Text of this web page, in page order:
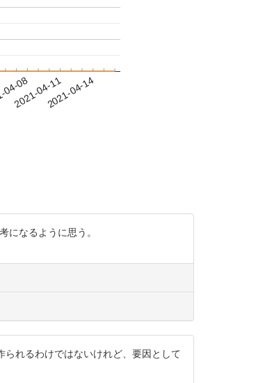
08
2021-04-112021-04-14
になるように思う。
れるわけではないけれど、要因として